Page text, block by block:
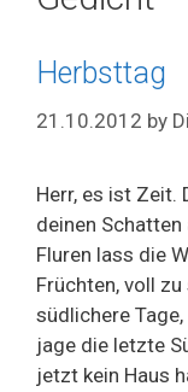
Herbsttag
21.10.2012 by
Herr, es ist Zeit.
deinen
Fluren lass die
Früchten, voll
südlichere
jage die letzte
jetzt kein Haus